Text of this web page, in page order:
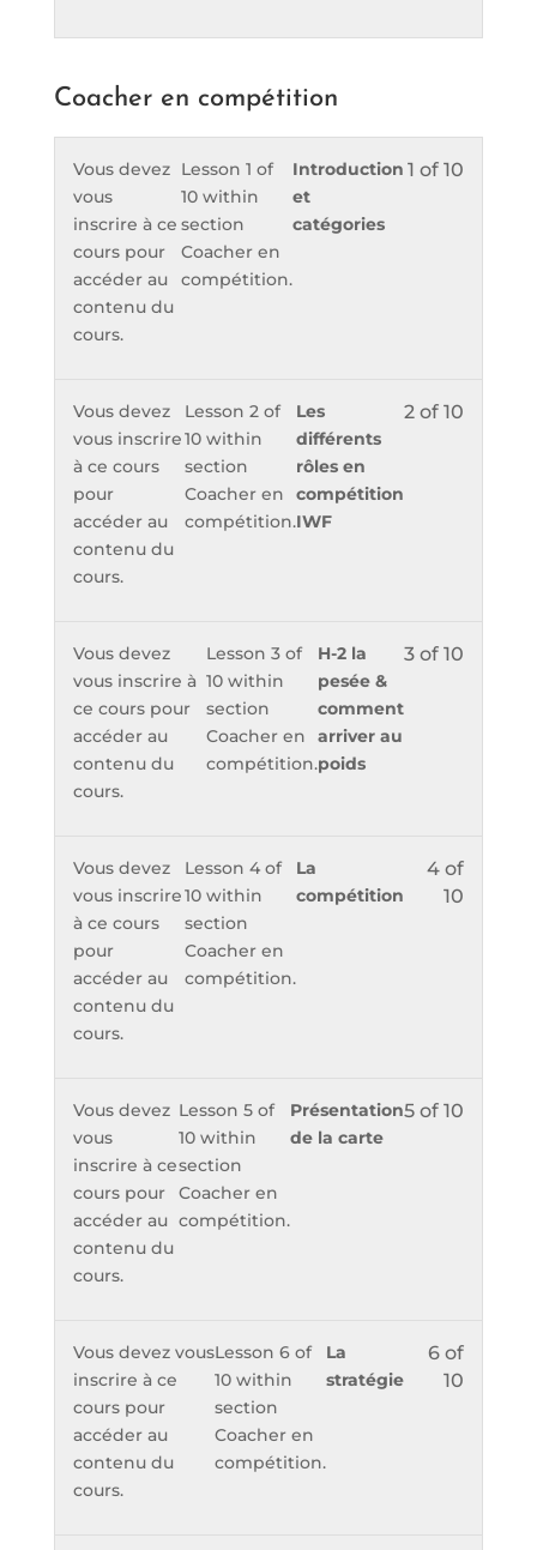
Coacher en compétition
1 of 10
Introduction
et
catégories
Lesson 1 of
10 within
section
Coacher en
compétition.
Vous devez
vous
inscrire à ce
cours pour
accéder au
contenu du
cours.
2 of 10
Les
différents
rôles en
compétition
IWF
Lesson 2 of
10 within
section
Coacher en
compétition.
Vous devez
vous inscrire
à ce cours
pour
accéder au
contenu du
cours.
3 of 10
H-2 la
pesée &
comment
arriver au
poids
Lesson 3 of
10 within
section
Coacher en
compétition.
Vous devez
vous inscrire à
ce cours pour
accéder au
contenu du
cours.
4 of
10
La
compétition
Lesson 4 of
10 within
section
Coacher en
compétition.
Vous devez
vous inscrire
à ce cours
pour
accéder au
contenu du
cours.
5 of 10
Présentation
de la carte
Lesson 5 of
10 within
section
Coacher en
compétition.
Vous devez
vous
inscrire à ce
cours pour
accéder au
contenu du
cours.
6 of
10
La
stratégie
Lesson 6 of
10 within
section
Coacher en
compétition.
Vous devez vous
inscrire à ce
cours pour
accéder au
contenu du
cours.